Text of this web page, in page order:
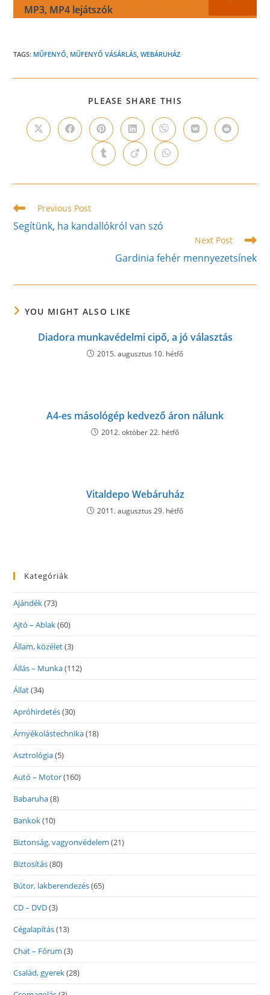
MP3, MP4 lejátszók
TAGS: MŰFENYŐ, MŰFENYŐ VÁSÁRLÁS, WEBÁRUHÁZ
PLEASE SHARE THIS
CONTENT
Opens
in
Opens
in
window
Opens
in
a
new
window
Opens
in
a
new
window
Opens
in
a
new
window
Opens
in
Opens
in
Opens
in
new
Opens
in
new
Opens
in
new
Read
more
articles
Previous Post
Segítünk, ha kandallókról van szó
Next Post
Gardinia fehér mennyezetsínek
YOU MIGHT ALSO LIKE
Diadora munkavédelmi cipő, a jó választás
2015. augusztus 10. hétfő
A4-es másológép kedvező áron nálunk
2012. október 22. hétfő
Vitaldepo Webáruház
2011. augusztus 29. hétfő
Kategóriák
Ajándék(73)
Ajtó – Ablak(60)
Állam, közélet(3)
Állás – Munka(112)
Állat(34)
Apróhirdetés(30)
Árnyékolástechnika(18)
Asztrológia(5)
Autó – Motor(160)
Babaruha(8)
Bankok(10)
Biztonság, vagyonvédelem (21)
Biztosítás(80)
Bútor, lakberendezés(65)
CD – DVD(3)
Cégalapítás(13)
Chat – Fórum (3)
Család, gyerek(28)